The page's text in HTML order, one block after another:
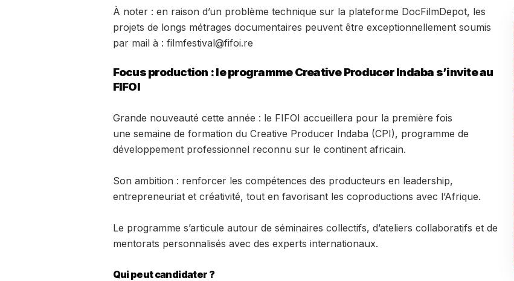
À noter : en raison d’un problème technique sur la plateforme DocFilmDepot, les
projets de longs métrages documentaires peuvent être exceptionnellement soumis
par mail à : filmfestival@fifoi.re
Focus production : le programme Creative Producer Indaba s’invite au
FIFOI
Grande nouveauté cette année : le FIFOI accueillera pour la première fois
une semaine de formation du Creative Producer Indaba (CPI), programme de
développement professionnel reconnu sur le continent africain.
Son ambition : renforcer les compétences des producteurs en leadership,
entrepreneuriat et créativité, tout en favorisant les coproductions avec l’Afrique.
Le programme s’articule autour de séminaires collectifs, d’ateliers collaboratifs et de
mentorats personnalisés avec des experts internationaux.
Qui peut candidater ?